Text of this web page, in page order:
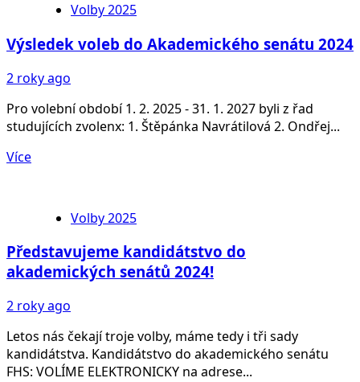
Volby 2025
Výsledek voleb do Akademického senátu 2024
2 roky ago
Pro volební období 1. 2. 2025 - 31. 1. 2027 byli z řad
studujících zvolenx: 1. Štěpánka Navrátilová 2. Ondřej...
Více
Volby 2025
Představujeme kandidátstvo do
akademických senátů 2024!
2 roky ago
Letos nás čekají troje volby, máme tedy i tři sady
kandidátstva. Kandidátstvo do akademického senátu
FHS: VOLÍME ELEKTRONICKY na adrese...